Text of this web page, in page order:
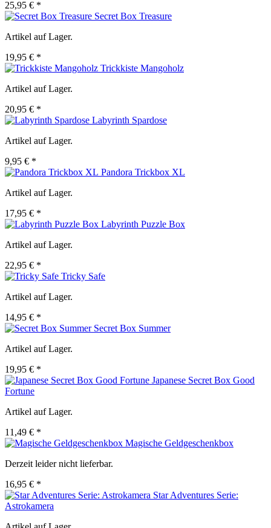
25,95 € *
Secret Box Treasure
Artikel auf Lager.
19,95 € *
Trickkiste Mangoholz
Artikel auf Lager.
20,95 € *
Labyrinth Spardose
Artikel auf Lager.
9,95 € *
Pandora Trickbox XL
Artikel auf Lager.
17,95 € *
Labyrinth Puzzle Box
Artikel auf Lager.
22,95 € *
Tricky Safe
Artikel auf Lager.
14,95 € *
Secret Box Summer
Artikel auf Lager.
19,95 € *
Japanese Secret Box Good
Fortune
Artikel auf Lager.
11,49 € *
Magische Geldgeschenkbox
Derzeit leider nicht lieferbar.
16,95 € *
Star Adventures Serie:
Astrokamera